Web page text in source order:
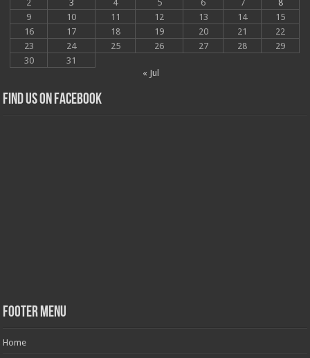
2
3 4 5 6 7
8
9
10 11 12 13 14
15
16
17 18 19 20 21
22
23
24 25 26 27 28
29
30
31
« Jul
Find us on Facebook
Footer Menu
Home